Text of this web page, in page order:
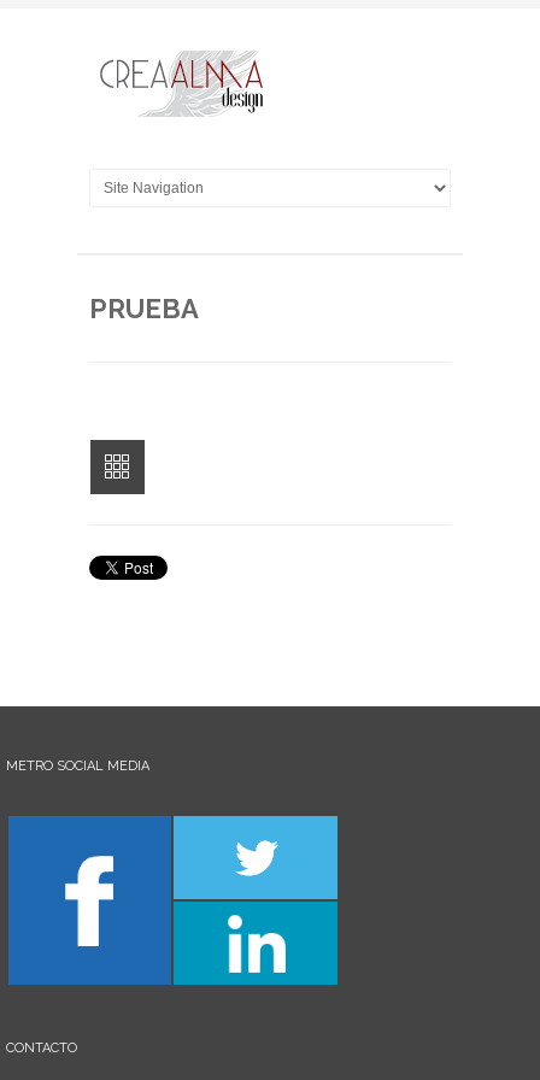
PRUEBA
METRO SOCIAL MEDIA
CONTACTO